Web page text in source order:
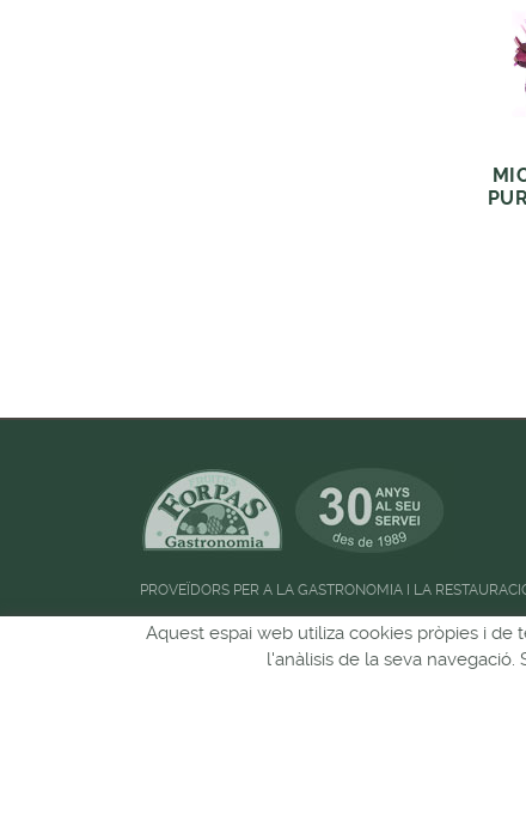
PROVEÏDORS PER A LA GASTRONOMIA I LA
Horari d'atenció al públic:de 09:00h a
Aquest espai web utiliza cookies pròpies i
l'anàlisis de la seva